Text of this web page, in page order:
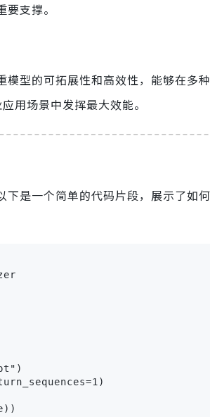
支撑。
型的可拓展性和高效性，能够在多
用场景中发挥最大效能。
是一个简单的代码片段，展示了如